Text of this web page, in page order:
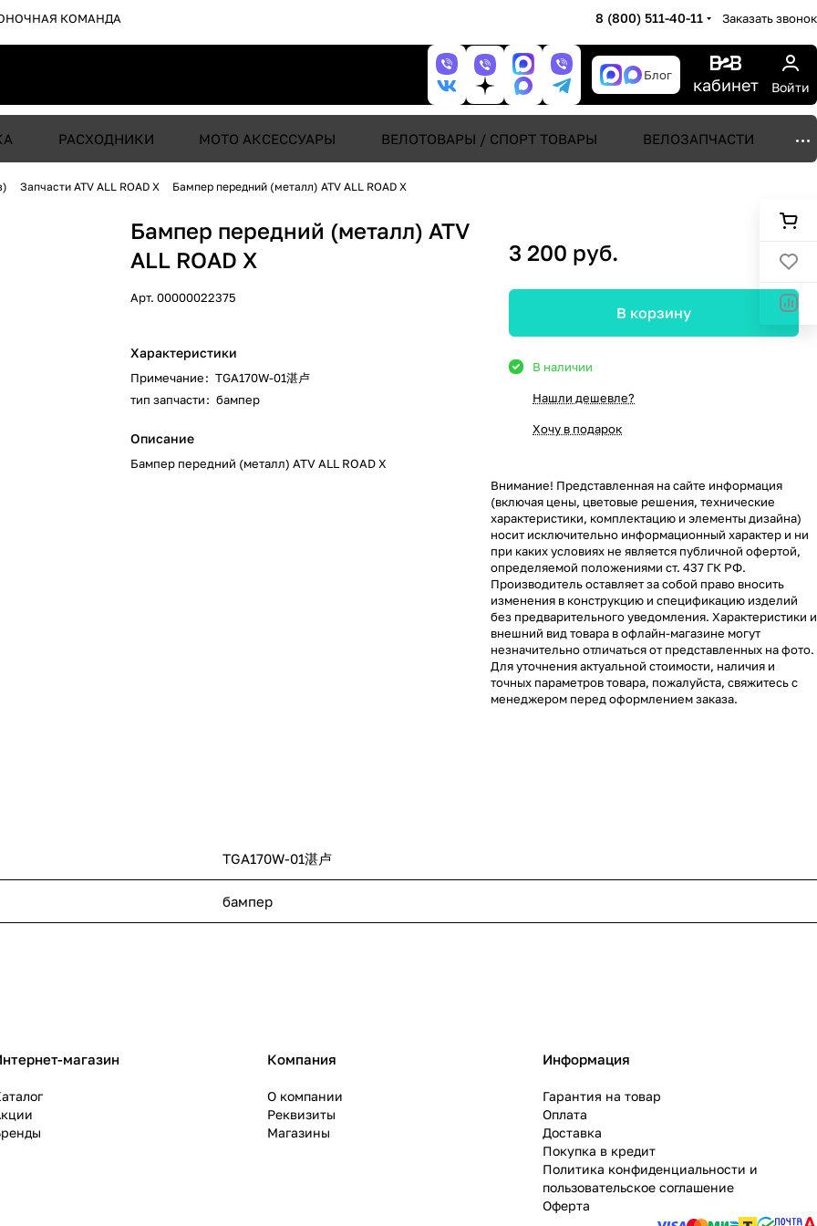
КОМАНДА 8 (800) 511-40-11 Заказать звонок
Блог кабинет Войти
РАСХОДНИКИ МОТО АКСЕССУАРЫ ВЕЛОТОВАРЫ / СПОРТ ТОВАРЫ ВЕЛОЗАПЧАСТИ
Запчасти ATV ALL ROAD X Бампер передний (металл) ATV ALL ROAD X
Бампер передний (металл) ATV
ALL ROAD X
Арт.00000022375
Характеристики
Примечание: TGA170W-01湛卢
тип запчасти: бампер
Описание
Бампер передний (металл) ATV ALL ROAD X
3 200 руб.
В корзину
В наличии
Нашли дешевле?
Хочу в подарок
Внимание! Представленная на сайте информация
(включая цены, цветовые решения, технические
характеристики, комплектацию и элементы дизайна)
носит исключительно информационный характер и ни
при каких условиях не является публичной офертой,
определяемой положениями ст. 437 ГК РФ.
Производитель оставляет за собой право вносить
изменения в конструкцию и спецификацию изделий
без предварительного уведомления. Характеристики и
внешний вид товара в офлайн-магазине могут
незначительно отличаться от представленных на фото.
Для уточнения актуальной стоимости, наличия и
точных параметров товара, пожалуйста, свяжитесь с
менеджером перед оформлением заказа.
TGA170W-01湛卢
бампер
магазин Компания
О компании
Реквизиты
Магазины
Информация
Гарантия на товар
Оплата
Доставка
Покупка в кредит
Политика конфиденциальности и
пользовательское соглашение
Оферта